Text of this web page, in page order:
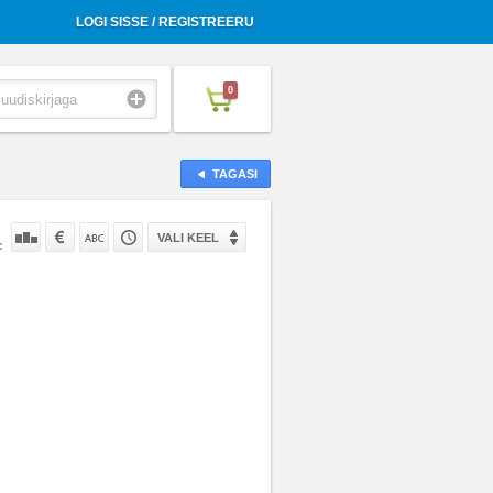
LOGI SISSE / REGISTREERU
0
TAGASI
VALI KEEL